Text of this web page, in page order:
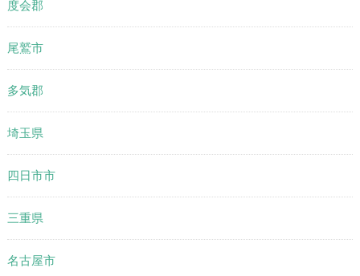
度会郡
尾鷲市
多気郡
埼玉県
四日市市
三重県
名古屋市